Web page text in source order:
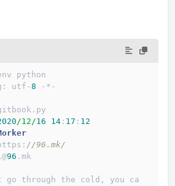
python
utf -8
-*-
/12/16 14 : 17 : 12
//96.mk/
96 .mk
go through the cold, you ca